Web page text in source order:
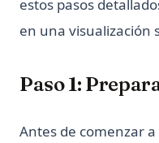
¿Qué es Boolean en
¿Qué es Do Nothing en
¿Qué es Elif en Python?
automático imprescindible
estos pasos
en una visualización
Paso 1:
Antes de comenzar